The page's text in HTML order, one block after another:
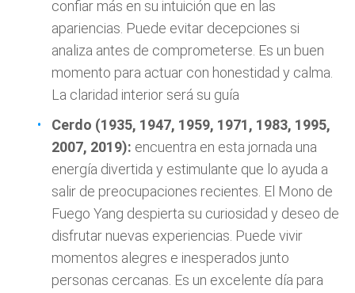
confiar más en su intuición que en las
apariencias. Puede evitar decepciones si
analiza antes de comprometerse. Es un buen
momento para actuar con honestidad y calma.
La claridad interior será su guía
Cerdo (1935, 1947, 1959, 1971, 1983, 1995,
2007, 2019): encuentra en esta jornada una
energía divertida y estimulante que lo ayuda a
salir de preocupaciones recientes. El Mono de
Fuego Yang despierta su curiosidad y deseo de
disfrutar nuevas experiencias. Puede vivir
momentos alegres e inesperados junto
personas cercanas. Es un excelente día para